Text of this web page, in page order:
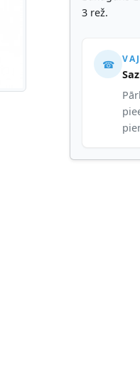
3 rež.
☎